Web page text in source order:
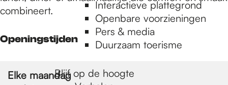
Interactieve plattegrond
Openbare voorzieningen
Pers & media
Duurzaam toerisme
Blijf op de hoogte
combineert.
Openingstijden
Elke maandag